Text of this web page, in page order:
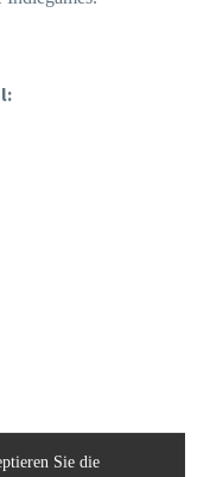
Sie die